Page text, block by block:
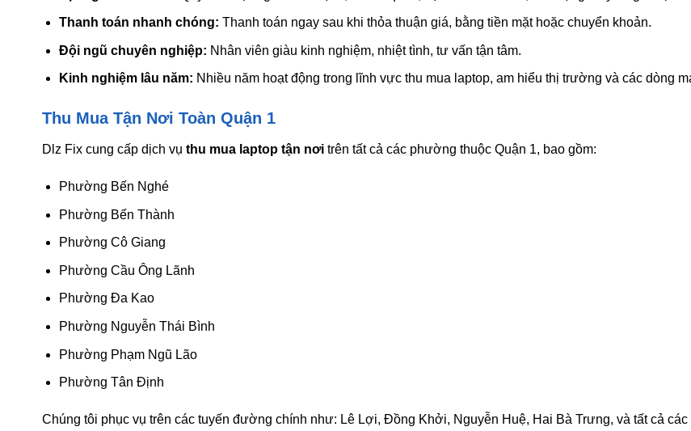
Thanh toán nhanh chóng: Thanh toán ngay sau khi thỏa thuận giá, bằng tiền mặt hoặc chuyển khoản.
Đội ngũ chuyên nghiệp: Nhân viên giàu kinh nghiệm, nhiệt tình, tư vấn tận tâm.
Kinh nghiệm lâu năm: Nhiều năm hoạt động trong lĩnh vực thu mua laptop, am hiểu thị trường và các dòng
Thu Mua Tận Nơi Toàn Quận 1
Dlz Fix cung cấp dịch vụ thu mua laptop tận nơi trên tất cả các phường thuộc Quận 1, bao gồm:
Phường Bến Nghé
Phường Bến Thành
Phường Cô Giang
Phường Cầu Ông Lãnh
Phường Đa Kao
Phường Nguyễn Thái Bình
Phường Phạm Ngũ Lão
Phường Tân Định
Chúng tôi phục vụ trên các tuyến đường chính như: Lê Lợi, Đồng Khởi, Nguyễn Huệ, Hai Bà Trưng, và tất cả